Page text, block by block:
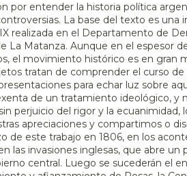
por entender la historia política
La base del texto es una
realizada en el Departamento de
La Matanza. Aunque en el espesor
el movimiento histórico es en gran
tratan de comprender el curso de
para echar luz sobre
de un tratamiento ideológico, y
perjuicio del rigor y la ecuanimidad,
apreciaciones y compartimos o
de este trabajo en 1806, en los
las invasiones inglesas, que abre un
central. Luego se sucederán el